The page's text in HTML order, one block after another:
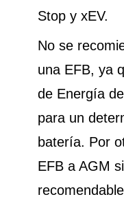
Stop y xEV.
No se
una EFB, ya
de Energía
para un
batería. Por
EFB a AGM